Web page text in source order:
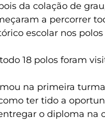
da colação de
a percorrer
escolar nos
18 polos foram
na primeira
ter tido a
o diploma na